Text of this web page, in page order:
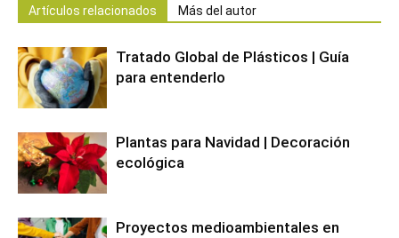
Artículos relacionados Más del autor
Tratado Global de Plásticos | Guía
para entenderlo
Plantas para Navidad | Decoración
ecológica
Proyectos medioambientales en